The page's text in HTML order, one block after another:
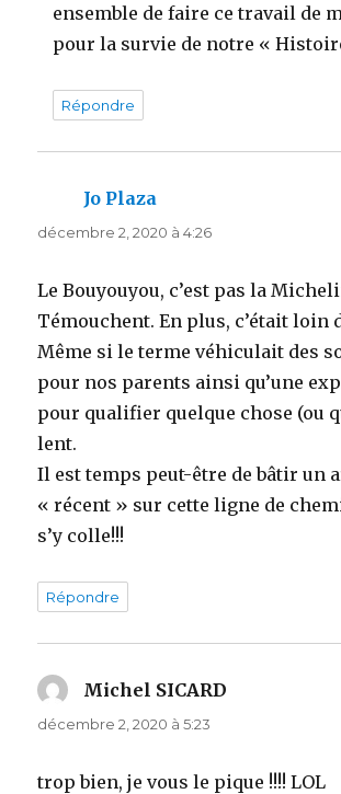
ensemble de faire ce travail de
pour la survie de notre «
Répondre
Jo Plaza
décembre 2, 2020 à 4:26
Le Bouyouyou, c’est pas la
Témouchent. En plus, c’était loin
Même si le terme véhiculait des
pour nos parents ainsi qu’une
pour qualifier quelque chose (ou
lent.
Il est temps peut-être de bâtir un
« récent » sur cette ligne de
s’y colle!!!
Répondre
Michel SICARD
décembre 2, 2020 à 5:23
trop bien, je vous le pique !!!! LOL